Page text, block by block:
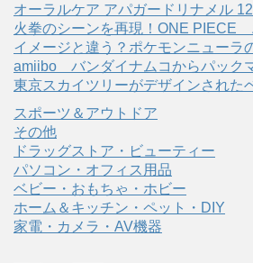
オーラルケア アパガードリナメル
火拳のシーンを再現！ONE PIECE
イメージと違う？ポケモンニューラ
amiibo バンダイナムコからパック
東京スカイツリーがデザインされた
スポーツ＆アウトドア
その他
ドラッグストア・ビューティー
パソコン・オフィス用品
ベビー・おもちゃ・ホビー
ホーム＆キッチン・ペット・DIY
家電・カメラ・AV機器